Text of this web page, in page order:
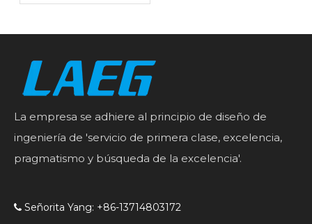
adecuado para las
La empresa se adhiere al principio de diseño de
ingeniería de 'servicio de primera clase, excelencia,
pragmatismo y búsqueda de la excelencia'.
 Señorita Yang: +86-13714803172